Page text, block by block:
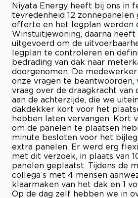
Niyata Energy heeft bij ons in
tevredenheid 12 zonnepanelen
offerte en het legplan werden
Winstuitjewoning, daarna heeft
uitgevoerd om de
legplan te controleren en
bedrading van dak naar
doorgenomen. De
onze vragen te beantwoorden,
vraag over de draagkracht van
aan de achterzijde, die we
dakdekker kort voor het
hebben laten vervangen. Kort
om de panelen te plaatsen
minute besloten voor het
extra panelen. Er werd erg
met dit verzoek, in plaats van
panelen geplaatst. Tijdens de
collega’s met 4 mensen
klaarmaken van het dak en 1
Op de dag zelf hebben we in